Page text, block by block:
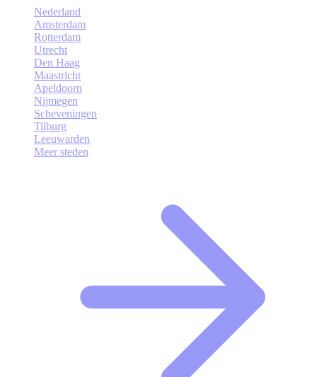
Nederland
Amsterdam
Rotterdam
Utrecht
Den Haag
Maastricht
Apeldoorn
Nijmegen
Scheveningen
Tilburg
Leeuwarden
Meer steden